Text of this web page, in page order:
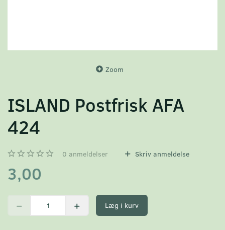
Zoom
ISLAND Postfrisk AFA
424
0 anmeldelser Skriv anmeldelse
3,00
Læg i kurv